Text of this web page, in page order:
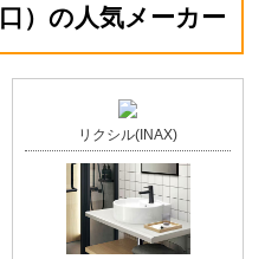
東京都豊島区
っと見る
）の人気メーカー
リクシル(INAX)